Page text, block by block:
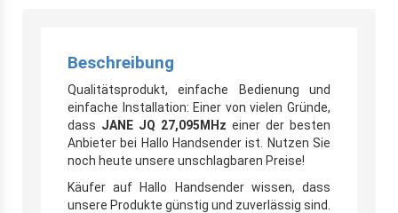
Beschreibung
Qualitätsprodukt, einfache Bedienung und
einfache Installation: Einer von vielen Gründe,
dass JANE JQ 27,095MHz einer der besten
Anbieter bei Hallo Handsender ist. Nutzen Sie
noch heute unsere unschlagbaren Preise!
Käufer auf Hallo Handsender wissen, dass
unsere Produkte günstig und zuverlässig sind.